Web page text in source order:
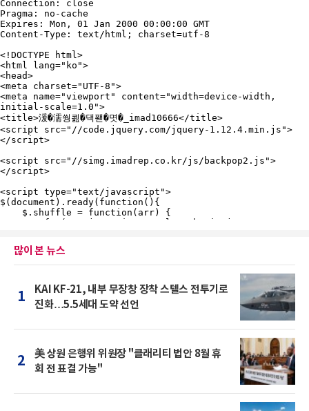
많이 본 뉴스
1
KAI KF-21, 내부 무장창 장착 스텔스 전투기로
진화…5.5세대 도약 선언
2
美 상원 은행위 위원장 "클래리티 법안 8월 휴
회 전 표결 가능"